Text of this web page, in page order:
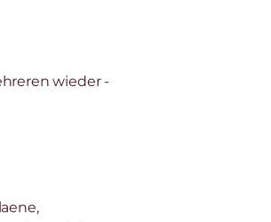
wieder -